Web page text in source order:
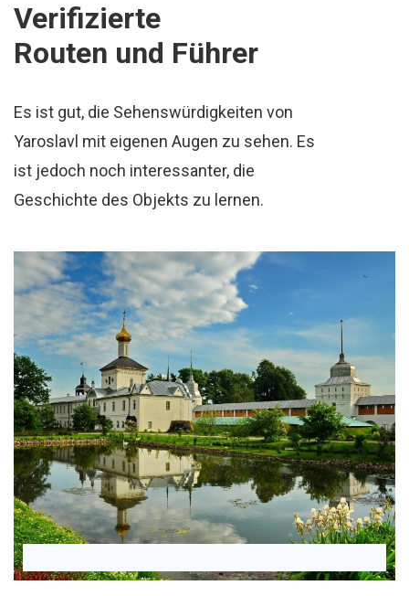
Verifizierte
Routen und Führer
Es ist gut, die Sehenswürdigkeiten von
Yaroslavl mit eigenen Augen zu sehen. Es
ist jedoch noch interessanter, die
Geschichte des Objekts zu lernen.